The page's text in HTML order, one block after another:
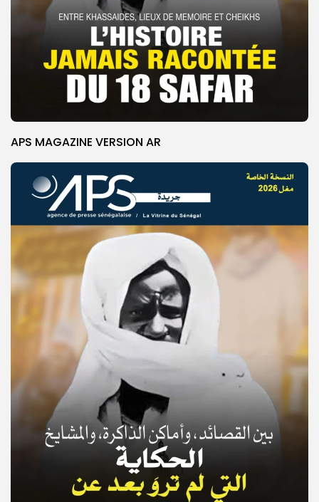
© Copyright 2025, APS
APS MAGAZINE VERSION AR